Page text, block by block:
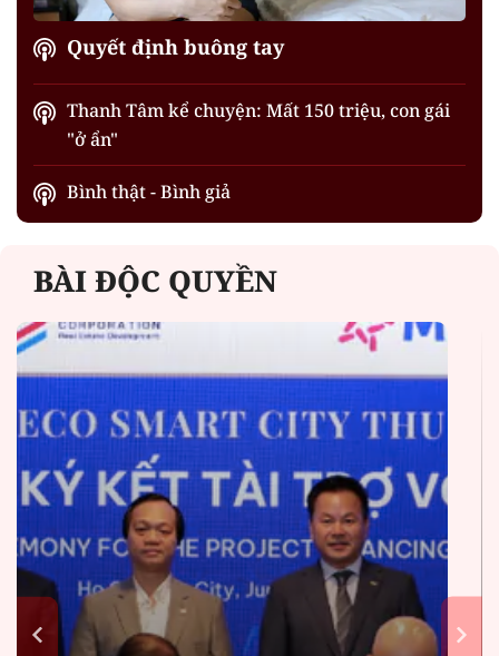
Quyết định buông tay
Thanh Tâm kể chuyện: Mất 150 triệu, con gái
"ở ẩn"
Bình thật - Bình giả
BÀI ĐỘC QUYỀN